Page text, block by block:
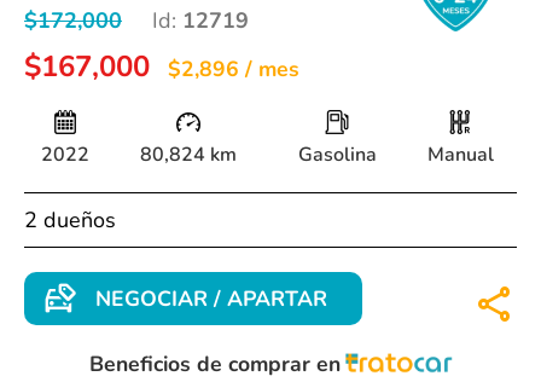
$172,000 Id: 12719
$167,000 $2,896 / mes
2022 80,824 km Gasolina Manual
2 dueños
NEGOCIAR / APARTAR
Beneficios de comprar en